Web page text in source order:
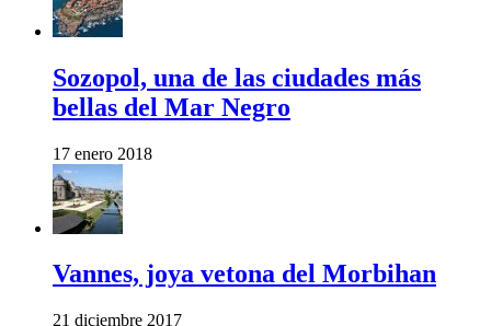
Sozopol, una de las ciudades más
bellas del Mar Negro
17 enero 2018
Vannes, joya vetona del Morbihan
21 diciembre 2017